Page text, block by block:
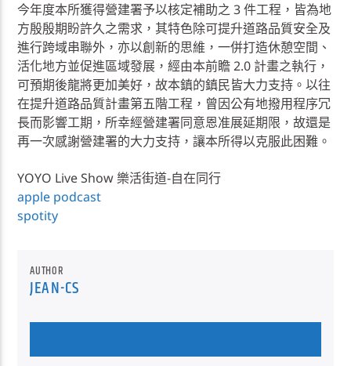
今年度本所獲得營建署予以核定補助之 3 件工程，皆為地
方殷殷期盼許久之需求，其特色除可提升道路品質安全及
進行跨域串聯外，亦以創新的思維，一併打造休憩空間、
活化地方並促進區域發展，經由本前瞻 2.0 計畫之執行，
可預期後龍將更加美好，故本鎮的鎮民皆大力支持。以往
在提升道路品質計畫第五階工程，曾因公有地撥用程序冗
長而影響工期，所幸經營建署同意恩准展延期限，故還是
再一次感謝營建署的大力支持，讓本所得以克服此困難。
YOYO Live Show 樂活街道-自在同行
apple podcast
spotity
AUTHOR
JEAN-CS